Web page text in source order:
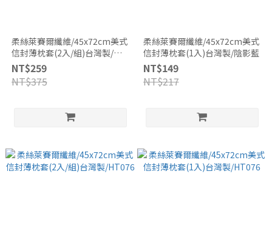
柔絲萊賽爾纖維/45x72cm美式
信封薄枕套(2入/組)台灣製/陰
影藍
NT$259
NT$375
柔絲萊賽爾纖維/45x72cm美式
信封薄枕套(1入)台灣製/陰影藍
NT$149
NT$217